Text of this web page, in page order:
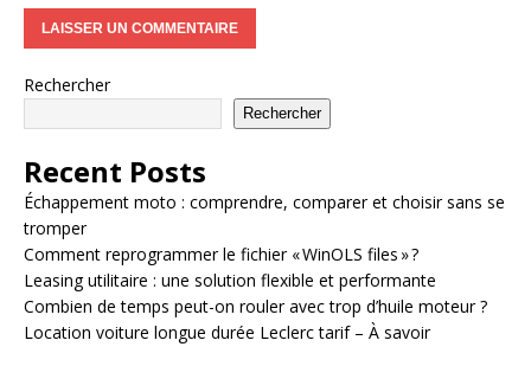
Rechercher
Rechercher
Recent Posts
Échappement moto : comprendre, comparer et choisir sans se
tromper
Comment reprogrammer le fichier « WinOLS files » ?
Leasing utilitaire : une solution flexible et performante
Combien de temps peut-on rouler avec trop d’huile moteur ?
Location voiture longue durée Leclerc tarif – À savoir